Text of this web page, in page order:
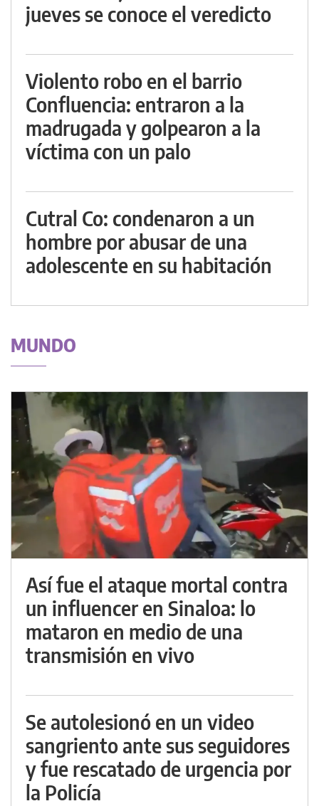
jueves se conoce el veredicto
Violento robo en el barrio
Confluencia: entraron a la
madrugada y golpearon a la
víctima con un palo
Cutral Co: condenaron a un
hombre por abusar de una
adolescente en su habitación
MUNDO
Así fue el ataque mortal contra
un influencer en Sinaloa: lo
mataron en medio de una
transmisión en vivo
Se autolesionó en un video
sangriento ante sus seguidores
y fue rescatado de urgencia por
la Policía